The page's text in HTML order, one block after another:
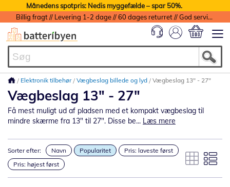
Månedens spotpris: Nedis myggefælde – spar 50%.
Billig fragt // Levering 1-2 dage // 60 dages returret // God service med garanti
Elektronik tilbehør Vægbeslag billede og lyd Vægbeslag 13" - 27"
Vægbeslag 13" - 27"
Få mest muligt ud af pladsen med et kompakt vægbeslag til
mindre skærme fra 13" til 27". Disse be... Læs mere
Sorter efter: Navn Popularitet
Pris: laveste først
Pris: højest først